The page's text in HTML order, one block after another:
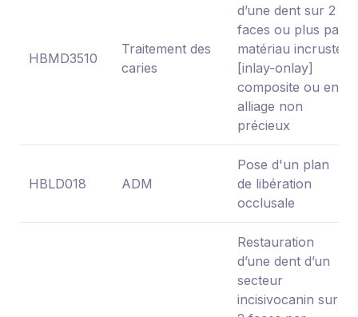
HBMD3510
Traitement des
caries
d’une dent sur 2
faces ou plus par
matériau incrusté
[inlay-onlay]
composite ou en
alliage non
précieux
HBLD018 ADM
Pose d'un plan
de libération
occlusale
Restauration
d’une dent d’un
secteur
incisivocanin sur